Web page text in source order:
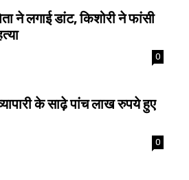
ने लगाई डांट, किशोरी ने फांसी
0
के साढ़े पांच लाख रुपये हुए
0